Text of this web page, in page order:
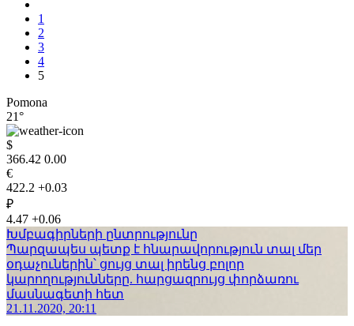
1
2
3
4
5
Pomona
21°
$
366.42 0.00
€
422.2 +0.03
₽
4.47 +0.06
Խմբագիրների ընտրությունը
Պարզապես պետք է հնարավորություն տալ մեր
օդաչուներին՝ ցույց տալ իրենց բոլոր
կարողությունները. հարցազրույց փորձառու
մասնագետի հետ
21.11.2020, 20:11